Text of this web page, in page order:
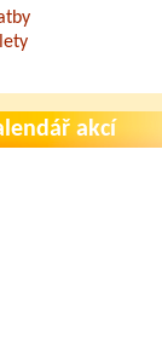
akcí